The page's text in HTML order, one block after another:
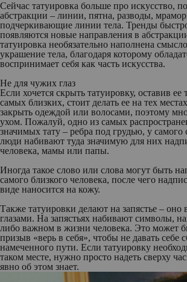
Сейчас татуировка больше про искусство,
абстракции – линии, пятна, разводы,
подчеркивающие линии тела. Тренды
появляются новые направления в
татуировка необязательно наполнена
украшение тела, благодаря которому
воспринимает себя как часть искусства.
Не для чужих глаз
Если хочется скрыть татуировку, оставив ее
самых близких, стоит делать ее на тех
закрыть одеждой или волосами, поэтому
ухом. Пожалуй, одно из самых
значимых тату – ребра под грудью, у самого
люди набивают туда значимую для них
человека, мамы или папы.
Иногда такое слово или слова могут быть
самого близкого человека, после чего
виде наносится на кожу.
Также татуировки делают на запястье – оно
глазами. На запястьях набивают символы,
либо важном в жизни человека. Это может
призыв «верь в себя», чтобы не давать себе
намеченного пути. Если татуировку
таком месте, нужно просто надеть сверху
явно об этом знает.